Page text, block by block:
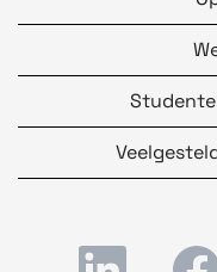
O O